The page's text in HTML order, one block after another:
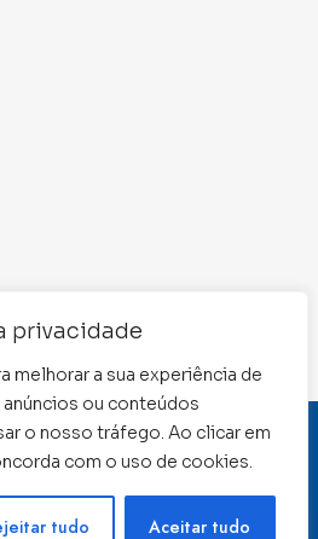
privacidade
melhorar a sua experiência de
ou conteúdos
o nosso tráfego. Ao clicar em
com o uso de cookies.
tudo Aceitar tudo
0001-11
Contabilidade de Goiás 2022 –
direitos reservados
Precisa de ajuda ?